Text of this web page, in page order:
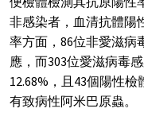
非感染者，血清抗體陽
率方面，86位非愛滋病
應，而303位愛滋病毒
12.68%，且43個陽性
有致病性阿米巴原蟲。